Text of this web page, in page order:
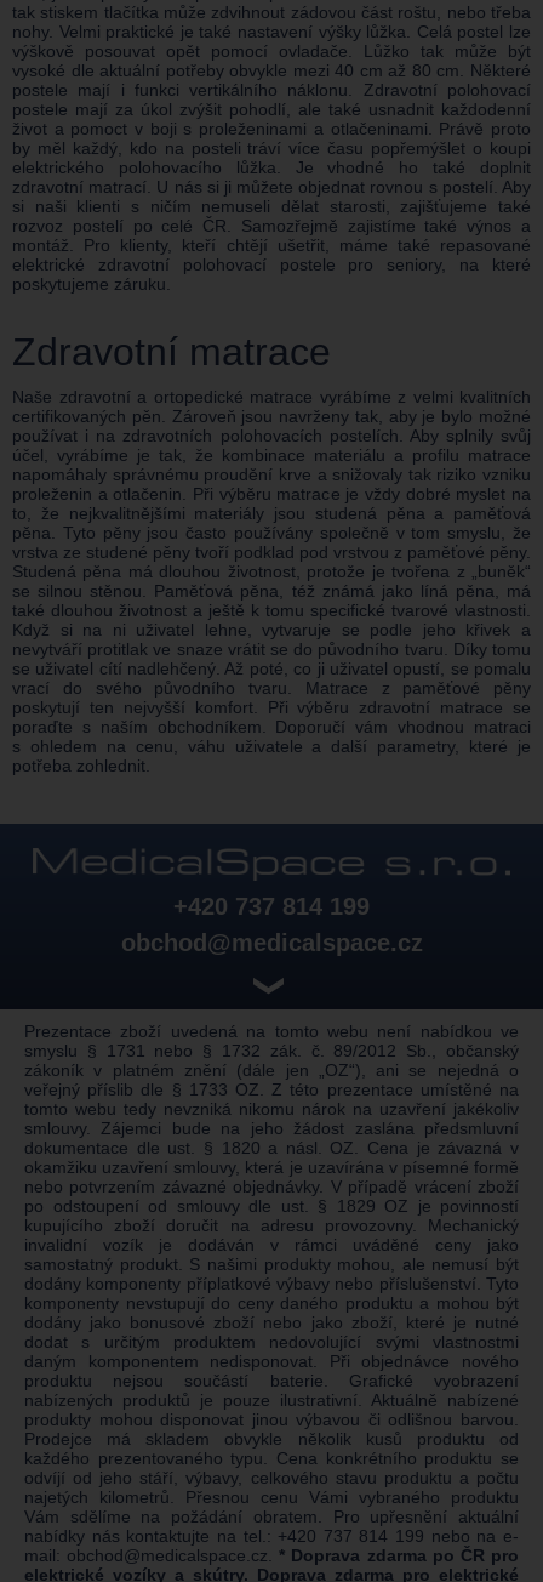
tak stiskem tlačítka může zdvihnout zádovou část roštu, nebo třeba
nohy. Velmi praktické je také nastavení výšky lůžka. Celá postel lze
výškově posouvat opět pomocí ovladače. Lůžko tak může být
vysoké dle aktuální potřeby obvykle mezi 40 cm až 80 cm. Některé
postele mají i funkci vertikálního náklonu. Zdravotní polohovací
postele mají za úkol zvýšit pohodlí, ale také usnadnit každodenní
život a pomoct v boji s proleženinami a otlačeninami. Právě proto
by měl každý, kdo na posteli tráví více času popřemýšlet o koupi
elektrického polohovacího lůžka. Je vhodné ho také doplnit
zdravotní matrací. U nás si ji můžete objednat rovnou s postelí. Aby
si naši klienti s ničím nemuseli dělat starosti, zajišťujeme také
rozvoz postelí po celé ČR. Samozřejmě zajistíme také výnos a
montáž. Pro klienty, kteří chtějí ušetřit, máme také repasované
elektrické zdravotní polohovací postele pro seniory, na které
poskytujeme záruku.
Zdravotní matrace
Naše zdravotní a ortopedické matrace vyrábíme z velmi kvalitních
certifikovaných pěn. Zároveň jsou navrženy tak, aby je bylo možné
používat i na zdravotních polohovacích postelích. Aby splnily svůj
účel, vyrábíme je tak, že kombinace materiálu a profilu matrace
napomáhaly správnému proudění krve a snižovaly tak riziko vzniku
proleženin a otlačenin. Při výběru matrace je vždy dobré myslet na
to, že nejkvalitnějšími materiály jsou studená pěna a paměťová
pěna. Tyto pěny jsou často používány společně v tom smyslu, že
vrstva ze studené pěny tvoří podklad pod vrstvou z paměťové pěny.
Studená pěna má dlouhou životnost, protože je tvořena z „buněk“
se silnou stěnou. Paměťová pěna, též známá jako líná pěna, má
také dlouhou životnost a ještě k tomu specifické tvarové vlastnosti.
Když si na ni uživatel lehne, vytvaruje se podle jeho křivek a
nevytváří protitlak ve snaze vrátit se do původního tvaru. Díky tomu
se uživatel cítí nadlehčený. Až poté, co ji uživatel opustí, se pomalu
vrací do svého původního tvaru. Matrace z paměťové pěny
poskytují ten nejvyšší komfort. Při výběru zdravotní matrace se
poraďte s naším obchodníkem. Doporučí vám vhodnou matraci
s ohledem na cenu, váhu uživatele a další parametry, které je
potřeba zohlednit.
+420 737 814 199
obchod@medicalspace.cz
❯
Prezentace zboží uvedená na tomto webu není nabídkou ve
smyslu § 1731 nebo § 1732 zák. č. 89/2012 Sb., občanský
zákoník v platném znění (dále jen „OZ“), ani se nejedná o
veřejný příslib dle § 1733 OZ. Z této prezentace umístěné na
tomto webu tedy nevzniká nikomu nárok na uzavření jakékoliv
smlouvy. Zájemci bude na jeho žádost zaslána předsmluvní
dokumentace dle ust. § 1820 a násl. OZ. Cena je závazná v
okamžiku uzavření smlouvy, která je uzavírána v písemné formě
nebo potvrzením závazné objednávky. V případě vrácení zboží
po odstoupení od smlouvy dle ust. § 1829 OZ je povinností
kupujícího zboží doručit na adresu provozovny. Mechanický
invalidní vozík je dodáván v rámci uváděné ceny jako
samostatný produkt. S našimi produkty mohou, ale nemusí být
dodány komponenty příplatkové výbavy nebo příslušenství. Tyto
komponenty nevstupují do ceny daného produktu a mohou být
dodány jako bonusové zboží nebo jako zboží, které je nutné
dodat s určitým produktem nedovolující svými vlastnostmi
daným komponentem nedisponovat. Při objednávce nového
produktu nejsou součástí baterie. Grafické vyobrazení
nabízených produktů je pouze ilustrativní. Aktuálně nabízené
produkty mohou disponovat jinou výbavou či odlišnou barvou.
Prodejce má skladem obvykle několik kusů produktu od
každého prezentovaného typu. Cena konkrétního produktu se
odvíjí od jeho stáří, výbavy, celkového stavu produktu a počtu
najetých kilometrů. Přesnou cenu Vámi vybraného produktu
Vám sdělíme na požádání obratem. Pro upřesnění aktuální
nabídky nás kontaktujte na tel.: +420 737 814 199 nebo na e-
mail: obchod@medicalspace.cz
* Doprava zdarma po ČR pro
elektrické vozíky a skútry. Doprava zdarma pro elektrické